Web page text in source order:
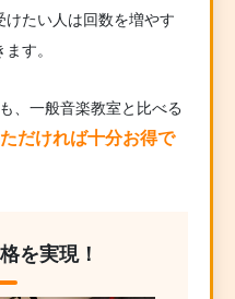
たい人は回数を増やす
す。
、一般音楽教室と比べる
だければ十分お得で
を実現！